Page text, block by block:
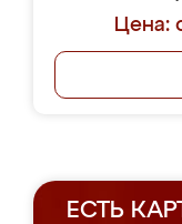
Цена:
ЕСТЬ